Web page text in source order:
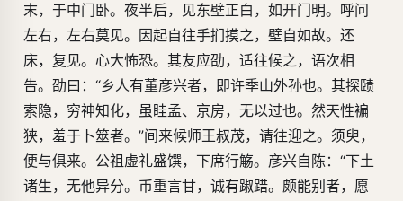
末，于中门卧。夜半后，见东壁正白，如开门明。呼问
左右，左右莫见。因起自往手扪摸之，壁自如故。还
床，复见。心大怖恐。其友应劭，适往候之，语次相
告。劭曰：“乡人有董彦兴者，即许季山外孙也。其探赜
索隐，穷神知化，虽眭孟、京房，无以过也。然天性褊
狭，羞于卜筮者。”间来候师王叔茂，请往迎之。须臾，
便与俱来。公祖虚礼盛馔，下席行觞。彦兴自陈：“下土
诸生，无他异分。币重言甘，诚有踧踖。颇能别者，愿